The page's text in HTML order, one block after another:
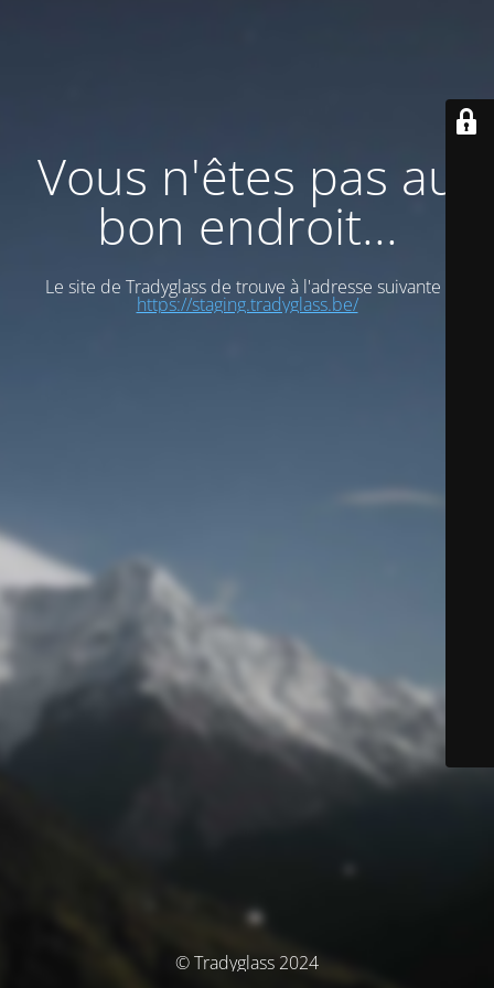
Vous n'êtes pas au
bon endroit...
Le site de Tradyglass de trouve à l'adresse suivante :
https://staging.tradyglass.be/
© Tradyglass 2024